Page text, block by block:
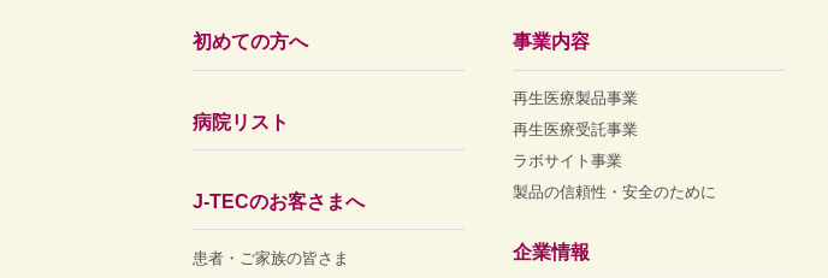
初めての方へ
病院リスト
J-TECのお客さまへ
患者・ご家族の皆さま
事業内容
再生医療製品事業
再生医療受託事業
ラボサイト事業
製品の信頼性・安全のために
企業情報